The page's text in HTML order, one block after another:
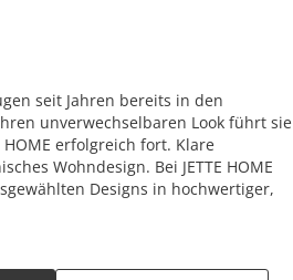
seit Jahren bereits in den
unverwechselbaren Look führt sie
erfolgreich fort. Klare
Wohndesign. Bei JETTE HOME
Designs in hochwertiger,